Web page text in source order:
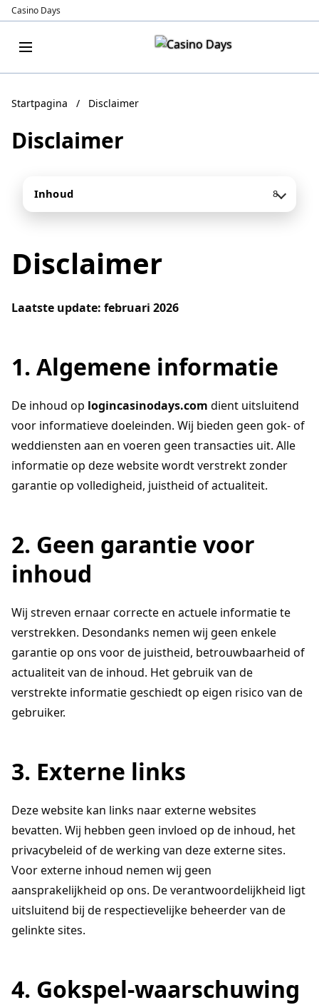
Casino Days
Startpagina / Disclaimer
Disclaimer
Inhoud 8
Disclaimer
Laatste update: februari 2026
1. Algemene informatie
De inhoud op logincasinodays.com dient uitsluitend
voor informatieve doeleinden. Wij bieden geen gok- of
weddiensten aan en voeren geen transacties uit. Alle
informatie op deze website wordt verstrekt zonder
garantie op volledigheid, juistheid of actualiteit.
2. Geen garantie voor
inhoud
Wij streven ernaar correcte en actuele informatie te
verstrekken. Desondanks nemen wij geen enkele
garantie op ons voor de juistheid, betrouwbaarheid of
actualiteit van de inhoud. Het gebruik van de
verstrekte informatie geschiedt op eigen risico van de
gebruiker.
3. Externe links
Deze website kan links naar externe websites
bevatten. Wij hebben geen invloed op de inhoud, het
privacybeleid of de werking van deze externe sites.
Voor externe inhoud nemen wij geen
aansprakelijkheid op ons. De verantwoordelijkheid ligt
uitsluitend bij de respectievelijke beheerder van de
gelinkte sites.
4. Gokspel-waarschuwing